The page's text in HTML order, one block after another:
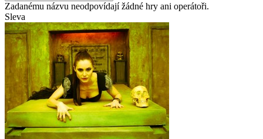
Zadanému názvu neodpovídají žádné hry ani operátoři.
Sleva